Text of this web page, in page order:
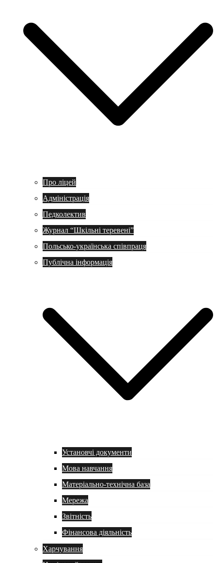
Про ліцей
Адміністрація
Педколектив
Журнал “Шкільні теревені”
Польсько-українська співпраця
Публічна інформація
Установчі документи
Мова навчання
Матеріально-технічна база
Мережа
Звітність
Фінансова діяльність
Харчування